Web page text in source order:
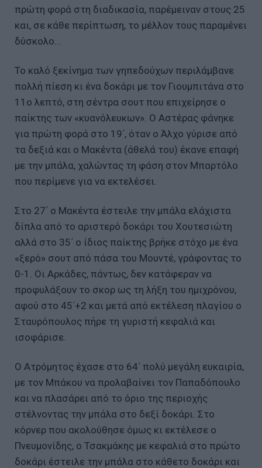
πρώτη φορά στη διαδικασία, παρέμειναν στους 25
και, σε κάθε περίπτωση, το μέλλον τους παραμένει
δύσκολο...
Το καλό ξεκίνημα των γηπεδούχων περιλάμβανε
πολλή πίεση κι ένα δοκάρι με τον Γιουμπιτάνα στο
11ο λεπτό, στη σέντρα σουτ που επιχείρησε ο
παίκτης των «κυανόλευκων». Ο Αστέρας φάνηκε
για πρώτη φορά στο 19΄, όταν ο Άλχο γύρισε από
τα δεξιά και ο Μακέντα (άθελά του) έκανε επαφή
με την μπάλα, χαλώντας τη φάση στον Μπαρτόλο
που περίμενε για να εκτελέσει.
Στο 27΄ ο Μακέντα έστειλε την μπάλα ελάχιστα
δίπλα από το αριστερό δοκάρι του Χουτεσιώτη
αλλά στο 35΄ ο ίδιος παίκτης βρήκε στόχο με ένα
«ξερό» σουτ από πάσα του Μουντέ, γράφοντας το
0-1. Οι Αρκάδες, πάντως, δεν κατάφεραν να
προφυλάξουν το σκορ ως τη λήξη του ημιχρόνου,
αφού στο 45΄+2 και μετά από εκτέλεση πλαγίου ο
Σταυρόπουλος πήρε τη γυριστή κεφαλιά και
ισοφάρισε.
Ο Ατρόμητος έχασε στο 64΄ πολύ μεγάλη ευκαιρία,
με τον Μπάκου να προλαβαίνει τον Παπαδόπουλο
και να πλασάρει από το όριο της περιοχής
στέλνοντας την μπάλα στο δεξί δοκάρι. Στο
κόρνερ που ακολούθησε όμως κι εκτέλεσε ο
Πνευμονίδης, ο Τσακμάκης με κεφαλιά στο πρώτο
δοκάρι έστειλε την μπάλα στο κάθετο δοκάρι και